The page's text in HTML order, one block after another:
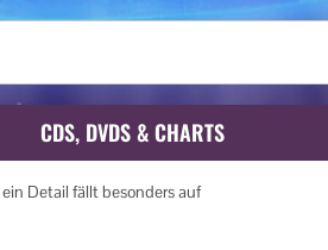
CDS, DVDS & CHARTS
Detail fällt besonders auf